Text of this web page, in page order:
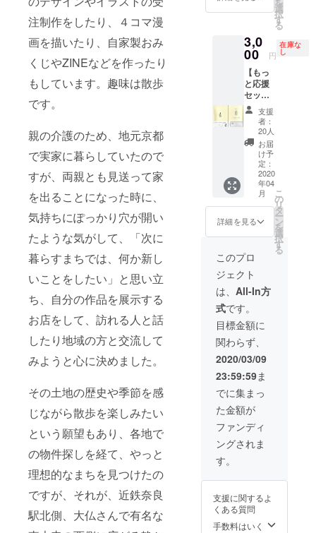
注制作をしたり、４コマ漫
画を描いたり、自家製おみ
くじやZINEなどを作ったり
もしています。趣味は散歩
です。
親の介護のため、地元京都
で実家に暮らしていたので
すが、両親とも見送って家
を出ることになった時に、
気持ちにぽっかり穴が開い
たような気がして、「次に
暮らすまちでは、何か新し
いことをしたい」と思い立
ち、自分の作品を展示する
お店をして、訪れる人と話
したり地域の方と交流して
みようと心に決めました。
その土地の歴史や季節を感
じながら散歩を楽しみたい
という願望もあり、各地で
の物件探しを経て、やっと
理想的なまちを見つけたの
ですが、それが、近鉄奈良
駅北側、大仏さんで有名な
を希望
かと、
氏名
（読み
方が分
かるよ
うに）
を備考
欄でお
伝えく
ださ
い。ご
自身以
外の方
のお名
前や
ニック
文でな
「あり
がと
「オメ
デト
ウ」な
どの
メッ
でもOK
です。
デザイ
ンは見
本と違
う可能
性もご
ル版）
に協賛
お名前
（アカ
ウント
名や
ニック
ネーム
でも
OK）を
掲載
し、3部
お送り
しま
す。 備
考欄に
て掲載
名（会
社名や
希望が
あれ
ば）を
お伝え
くださ
い。 ま
た、
【なみ
なみ応
援セッ
ト】の
リター
ン「あ
なた専
用お名
前カー
ド10
枚」も
で、ご
希望の
方は備
考欄に
お名前
選
択
す
る
3,0
00 円
在庫な
し
【もっ
と応援
セッ
ト】
3,000
円。 制
作した
ガイド
ブック1
部と、
私、
KUMが
制作・
出版し
た本
『レッ
ツおみ
くじ』
（1,000
円相
当）を
お送り
しま
す。今
も東大
寺な
ど、多
くのお
寺で授
与され
る江戸
時代か
ら続く
ポピュ
じを１
００番
まで全
て掲
支援
者：
20人
お届
け予
定：
2020
年04
月
詳細を見る
こ
の
リ
タ
ー
ン
を
選
択
す
る
このプロ
ジェクト
は、 All-In方
式です。
目標金額に
関わらず、
2020/03/09
23:59:59ま
でに集まっ
た金額が
ファンディ
ングされま
す。
支援に関するよ
くある質問
手数料はいく